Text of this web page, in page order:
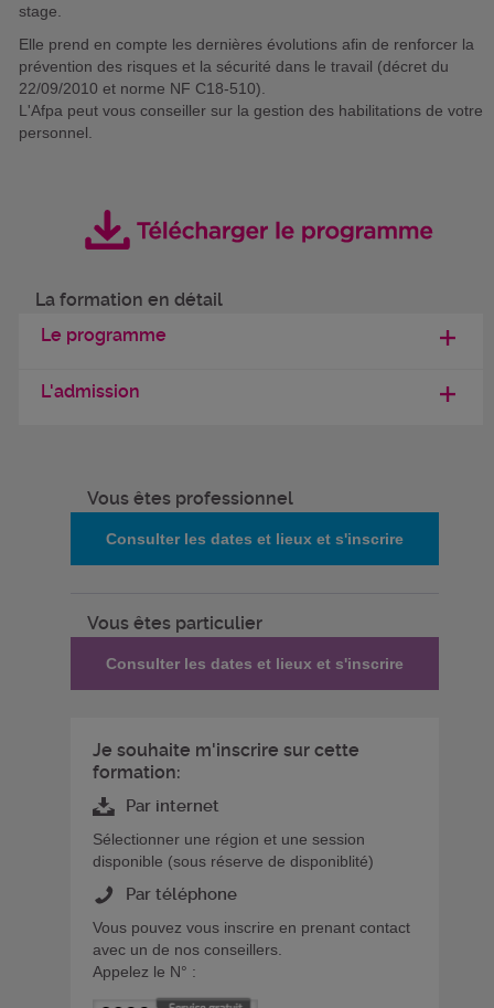
stage.
Elle prend en compte les dernières évolutions afin de renforcer la
prévention des risques et la sécurité dans le travail (décret du
22/09/2010 et norme NF C18-510).
L'Afpa peut vous conseiller sur la gestion des habilitations de votre
personnel.
La formation en détail
Le programme
L'admission
Vous êtes professionnel
Consulter les dates et lieux et s'inscrire
Vous êtes particulier
Consulter les dates et lieux et s'inscrire
Je souhaite m'inscrire sur cette
formation:
Par internet
Sélectionner une région et une session
disponible (sous réserve de disponiblité)
Par téléphone
Vous pouvez vous inscrire en prenant contact
avec un de nos conseillers.
Appelez le N° :